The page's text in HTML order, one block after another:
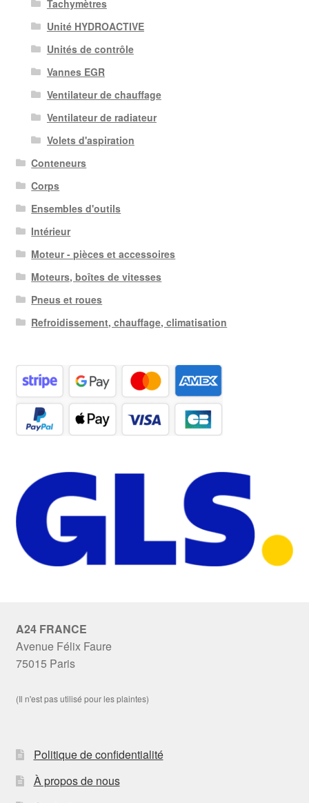
Tachymètres
Unité HYDROACTIVE
Unités de contrôle
Vannes EGR
Ventilateur de chauffage
Ventilateur de radiateur
Volets d'aspiration
Conteneurs
Corps
Ensembles d'outils
Intérieur
Moteur - pièces et accessoires
Moteurs, boîtes de vitesses
Pneus et roues
Refroidissement, chauffage, climatisation
A24 FRANCE
Avenue Félix Faure
75015 Paris
(Il n'est pas utilisé pour les plaintes)
Politique de confidentialité
À propos de nous